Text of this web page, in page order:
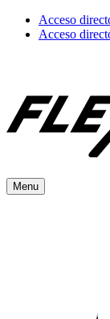
Acceso
Acceso
Menu